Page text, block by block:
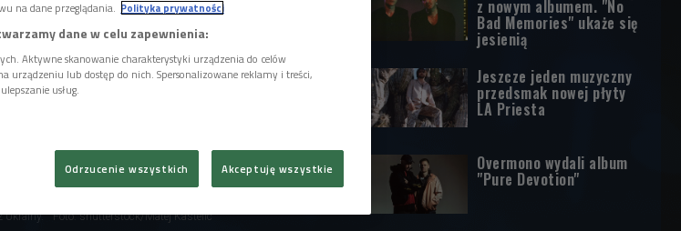
Ukrainy. Foto: shutterstock/Matej Kastelic
z nowym albumem. "No
Bad Memories" ukaże się
jesienią
Jeszcze jeden muzyczny
przedsmak nowej płyty
LA Priesta
Overmono wydali album
"Pure Devotion"
na dane przeglądania. Polityka prywatności
dane w celu zapewnienia:
Aktywne skanowanie charakterystyki urządzenia do celów
urządzeniu lub dostęp do nich. Spersonalizowane reklamy i treści,
usług.
Odrzucenie wszystkich Akceptuję wszystkie